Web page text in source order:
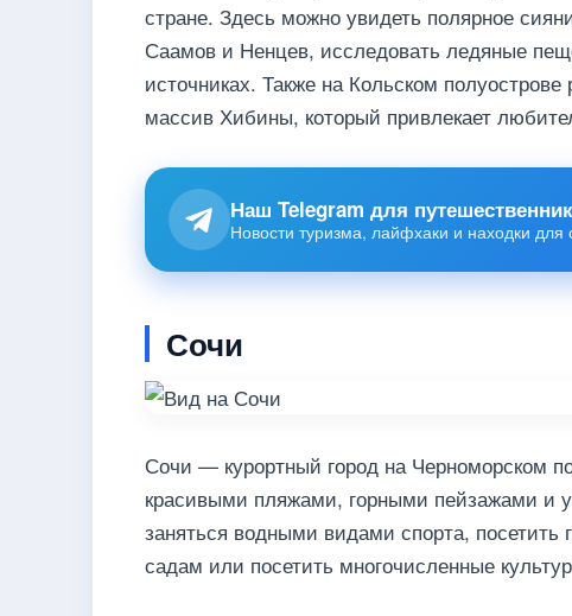
стране. Здесь можно увидеть полярное
Саамов и Ненцев, исследовать ледяные
источниках. Также на Кольском
массив Хибины, который привлекает
Наш Telegram для
Новости туризма, лайфхаки и находки
Сочи
Сочи — курортный город на Черноморском
красивыми пляжами, горными пейзажами и
заняться водными видами спорта, посетить
садам или посетить многочисленные